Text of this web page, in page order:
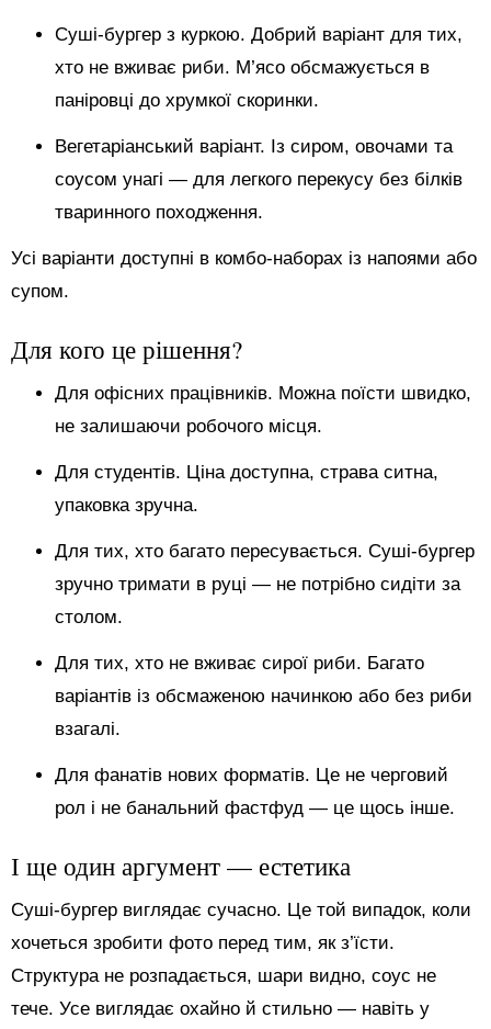
Суші-бургер з куркою. Добрий варіант для тих,
хто не вживає риби. М’ясо обсмажується в
паніровці до хрумкої скоринки.
Вегетаріанський варіант. Із сиром, овочами та
соусом унагі — для легкого перекусу без білків
тваринного походження.
Усі варіанти доступні в комбо-наборах із напоями або
супом.
Для кого це рішення?
Для офісних працівників. Можна поїсти швидко,
не залишаючи робочого місця.
Для студентів. Ціна доступна, страва ситна,
упаковка зручна.
Для тих, хто багато пересувається. Суші-бургер
зручно тримати в руці — не потрібно сидіти за
столом.
Для тих, хто не вживає сирої риби. Багато
варіантів із обсмаженою начинкою або без риби
взагалі.
Для фанатів нових форматів. Це не черговий
рол і не банальний фастфуд — це щось інше.
І ще один аргумент — естетика
Суші-бургер виглядає сучасно. Це той випадок, коли
хочеться зробити фото перед тим, як з’їсти.
Структура не розпадається, шари видно, соус не
тече. Усе виглядає охайно й стильно — навіть у